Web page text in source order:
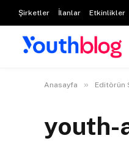
Şirketler İlanlar Etkinlikler
Anasayfa » Editörün
youth-